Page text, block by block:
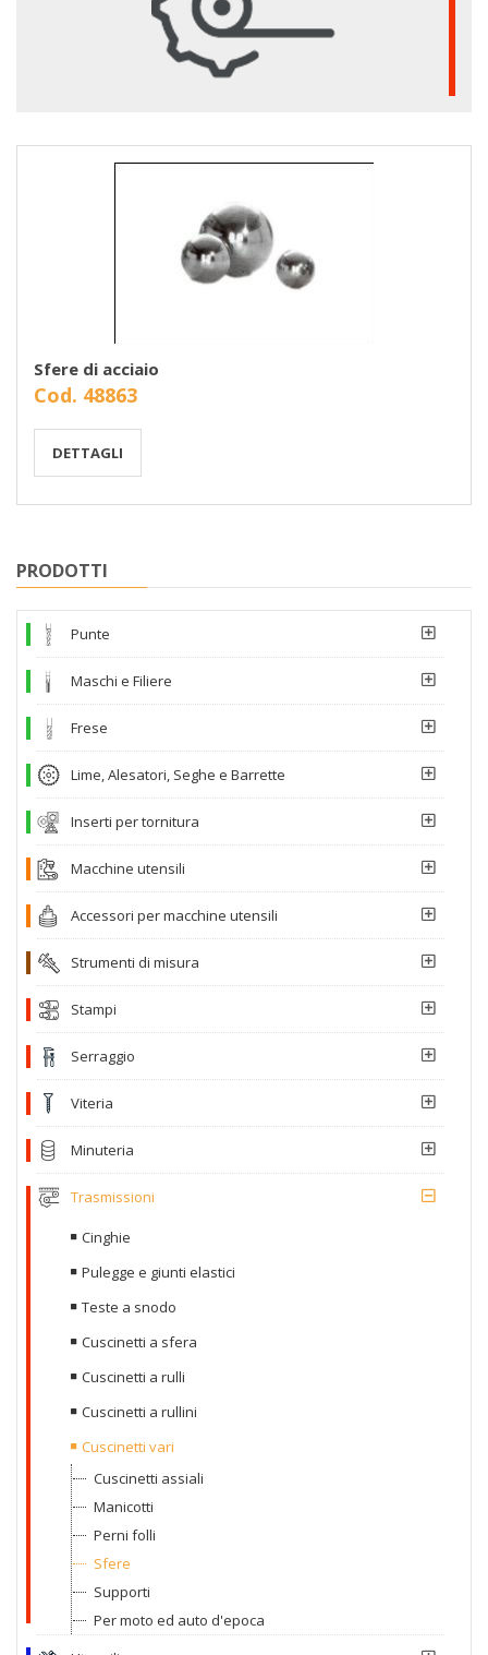
Sfere di acciaio
Cod. 48863
DETTAGLI
PRODOTTI
Punte
Maschi e Filiere
Frese
Lime, Alesatori, Seghe e Barrette
Inserti per tornitura
Macchine utensili
Accessori per macchine utensili
Strumenti di misura
Stampi
Serraggio
Viteria
Minuteria
Trasmissioni
Cinghie
Pulegge e giunti elastici
Teste a snodo
Cuscinetti a sfera
Cuscinetti a rulli
Cuscinetti a rullini
Cuscinetti vari
Cuscinetti assiali
Manicotti
Perni folli
Sfere
Supporti
Per moto ed auto d'epoca